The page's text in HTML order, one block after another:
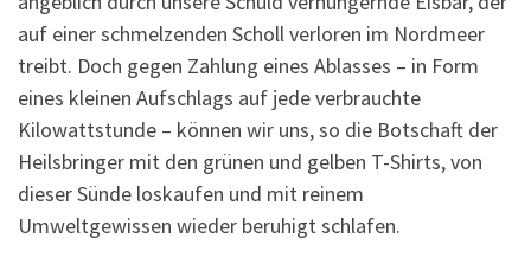
auf einer schmelzenden Scholl verloren im Nordmeer
treibt. Doch gegen Zahlung eines Ablasses – in Form
eines kleinen Aufschlags auf jede verbrauchte
Kilowattstunde – können wir uns, so die Botschaft der
Heilsbringer mit den grünen und gelben T-Shirts, von
dieser Sünde loskaufen und mit reinem
Umweltgewissen wieder beruhigt schlafen.